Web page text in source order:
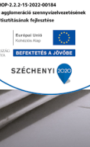
Ügyintézés
Kultúra